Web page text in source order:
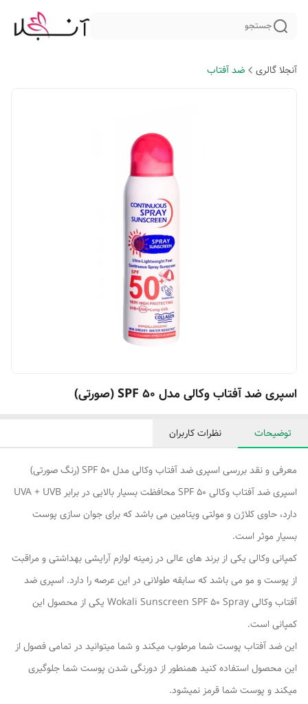
جستجو
آنجلا گالری ضد آفتاب
اسپری ضد آفتاب وکالی مدل SPF 50 (صورتی)
توضیحات نظرات کاربران
معرفی و نقد بررسی اسپری ضد آفتاب وکالی مدل SPF 50 (رنگ صورتی)
اسپری ضد آفتاب وکالی SPF 50 محافظت بسیار بالایی در برابر UVA + UVB
دارد، حاوی کلاژن و مولتی ویتامین می باشد که برای جوان سازی پوست
بسیار موثر است.
کمپانی وکالی یکی از برند های عالی در زمینه لوازم آرایشی بهداشتی و مراقبت
از پوست و مو می باشد که سابقه طولانی در این عرصه را دارد. اسپری ضد
آفتاب وکالی Wokali Sunscreen SPF 50 Spray یکی از محصول این
کمپانی است.
این ضد آفتاب پوست شما مرطوب میکند و شما میتوانید در تمامی فصول از
این محصول استفاده کنید همنطور از دورنگی شدن پوست شما جلوگیری
میکند و پوست شما قرمز نمیشود.